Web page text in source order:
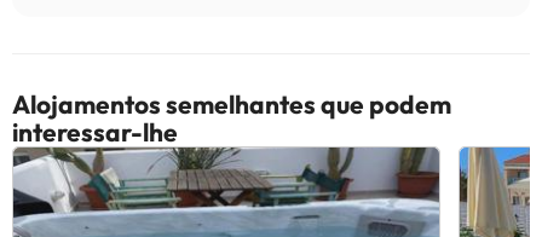
Alojamentos semelhantes que podem
interessar-lhe